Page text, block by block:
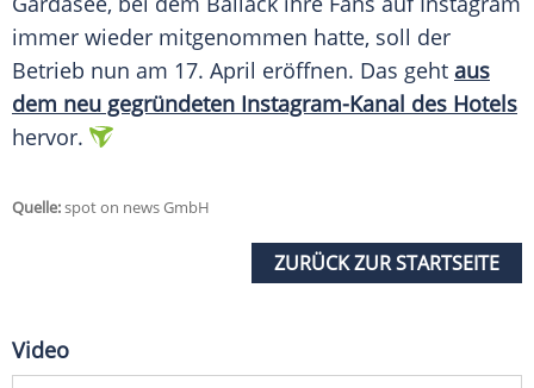
immer wieder mitgenommen hatte, soll der
Betrieb nun am 17. April eröffnen. Das geht aus
dem neu gegründeten Instagram-Kanal des Hotels
hervor.
Quelle:spot on news GmbH
ZURÜCK ZUR STARTSEITE
Video